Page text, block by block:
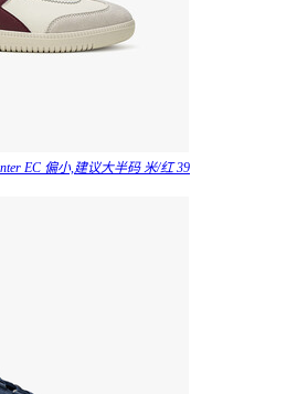
EC 偏小,建议大半码 米/红 39